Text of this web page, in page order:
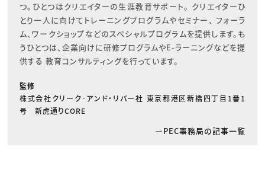
つ。ひとつはクリエイターの生涯教育サポート。 クリエイターひ
とり一人に向けてトレーニングプログラムやセミナー、 フォーラ
ム、ワークショップなどのスペシャルプログラムを提供します。も
うひとつは、企業向けに研修プログラムやE-ラーニングなどを提
供する 教育コンサルティングを行っています。
監修
株式会社クリーク･アンド・リバー社 東京都港区新橋四丁目1番1
号 新虎通りCORE
PEC事務局の記事一覧